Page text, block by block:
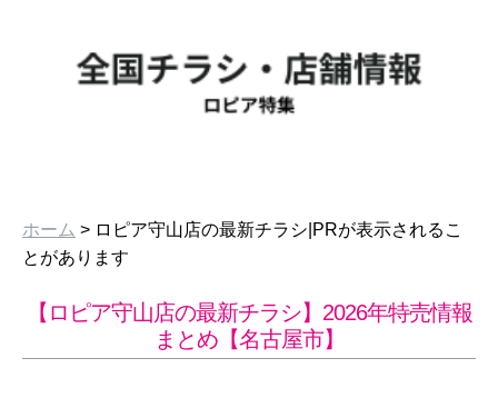
ホーム > ロピア守山店の最新チラシ|PRが表示されるこ
とがあります
【ロピア守山店の最新チラシ】2026年特売情報
まとめ【名古屋市】